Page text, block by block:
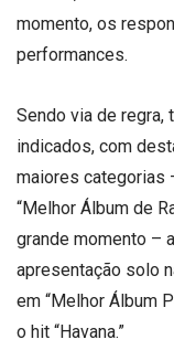
momento, os
performances.
Sendo via de
indicados, com
maiores categorias
“Melhor Álbum de
grande momento –
apresentação solo
em “Melhor Álbum
o hit “Havana.”